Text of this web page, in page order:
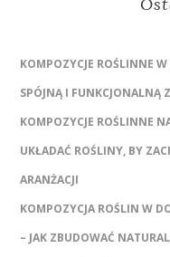
KOMPOZYCJE ROŚLINNE
SPÓJNĄ I FUNKCJONALNĄ
KOMPOZYCJE ROŚLINNE
UKŁADAĆ ROŚLINY, BY
ARANŻACJI
KOMPOZYCJA ROŚLIN W
– JAK ZBUDOWAĆ